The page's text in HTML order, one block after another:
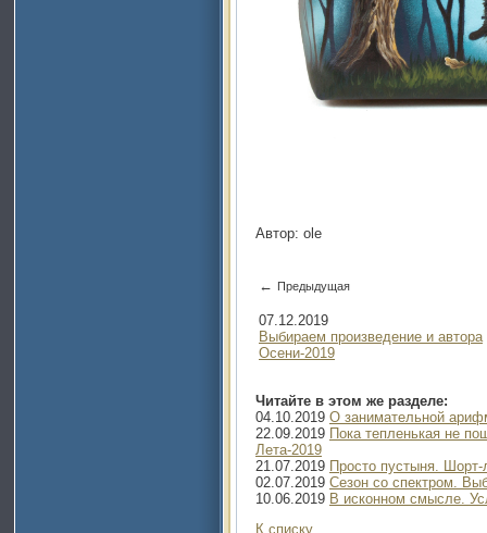
Автор: ole
← Предыдущая
07.12.2019
Выбираем произведение и автора
Осени-2019
Читайте в этом же разделе:
04.10.2019 О занимательной
22.09.2019 Пока тепленькая не
Лета-2019
21.07.2019 Просто пустыня.
02.07.2019 Сезон со спектром.
10.06.2019 В исконном смысле.
К списку